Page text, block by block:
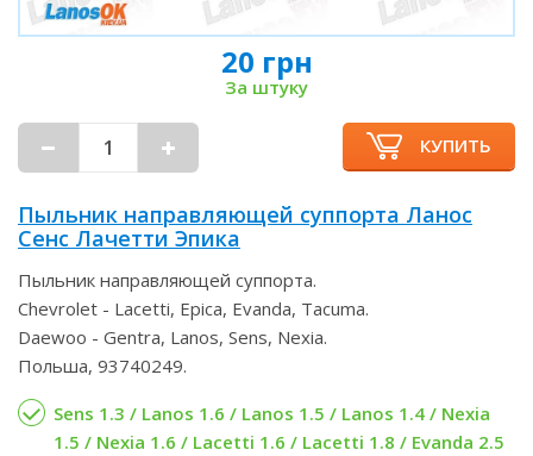
20 грн
За штуку
КУПИТЬ
Пыльник направляющей суппорта Ланос
Сенс Лачетти Эпика
Пыльник направляющей суппорта.
Chevrolet - Lacetti, Epica, Evanda, Tacuma.
Daewoo - Gentra, Lanos, Sens, Nexia.
Польша, 93740249.
Sens 1.3 / Lanos 1.6 / Lanos 1.5 / Lanos 1.4 / Nexia
1.5 / Nexia 1.6 / Lacetti 1.6 / Lacetti 1.8 / Evanda 2.5